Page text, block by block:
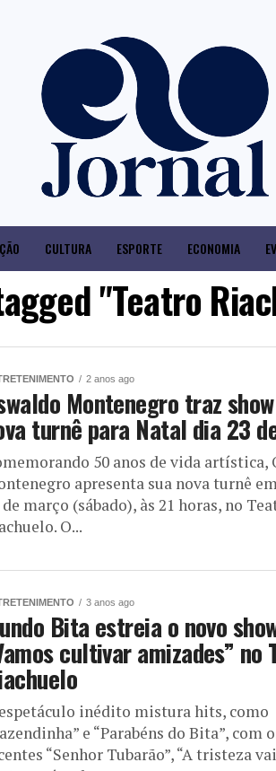
CULTURA ESPORTE ECONOMIA
"Teatro
2 anos ago
Montenegro traz
turnê para Natal dia 23
50 anos de vida artística,
apresenta sua nova turnê
de março (sábado), às 21 horas, no
O...
3 anos ago
Bita estreia o novo
cultivar amizades” no
inédito mistura hits, como
e “Parabéns do Bita”, com
“Senhor Tubarão”, “A tristeza